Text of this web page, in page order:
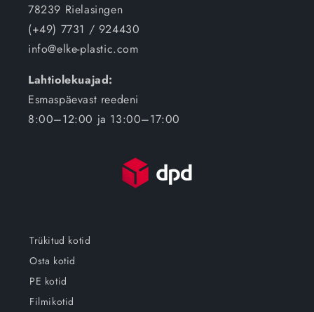
78239 Rielasingen
(+49) 7731 / 924430
info@elke-plastic.com
Lahtiolekuajad:
Esmaspäevast reedeni
8:00–12:00 ja 13:00–17:00
Trükitud kotid
Osta kotid
PE kotid
Filmikotid